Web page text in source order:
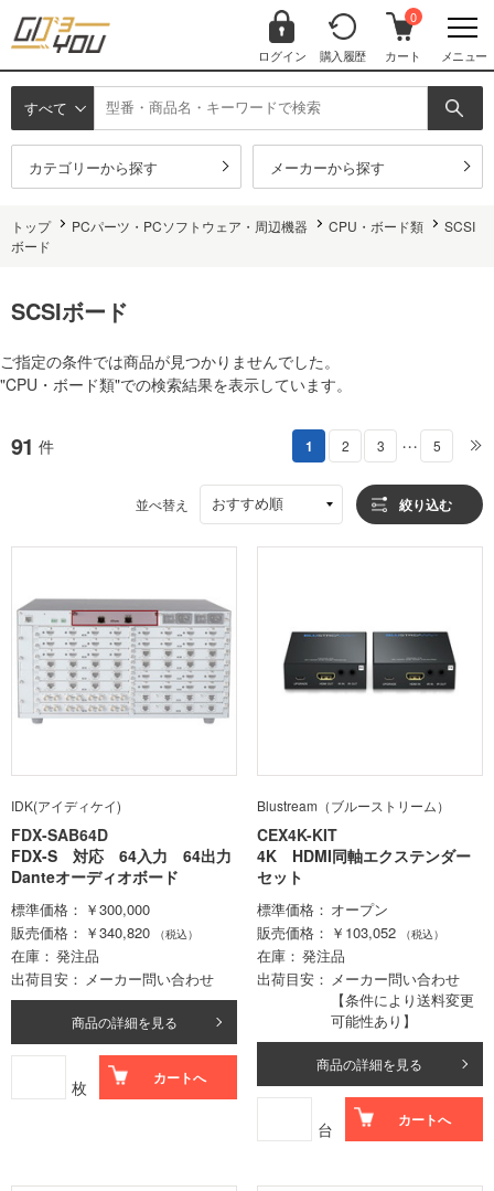
ログイン 購入履歴
0
カート メニュー
すべて
カテゴリーから探す メーカーから探す
トップ PCパーツ・PCソフトウェア・周辺機器 CPU・ボード類
SCSI
ボード
SCSIボード
ご指定の条件では商品が見つかりませんでした。
"CPU・ボード類"での検索結果を表示しています。
91 件 1 2 3 ・・・ 5
並べ替え おすすめ順 絞り込む
IDK(アイディケイ)
FDX-SAB64D
FDX-S 対応 64入力 64出力
Danteオーディオボード
標準価格
￥300,000
販売価格
￥340,820 （税込）
在庫
発注品
出荷目安
メーカー問い合わせ
商品の詳細を見る
枚 カートへ
Blustream（ブルーストリーム）
CEX4K-KIT
4K HDMI同軸エクステンダー
セット
標準価格
オープン
販売価格
￥103,052 （税込）
在庫
発注品
出荷目安
メーカー問い合わせ
【条件により送料変更
可能性あり】
商品の詳細を見る
台 カートへ